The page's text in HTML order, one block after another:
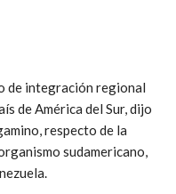
de integración regional
de América del Sur, dijo
respecto de la
sudamericano,